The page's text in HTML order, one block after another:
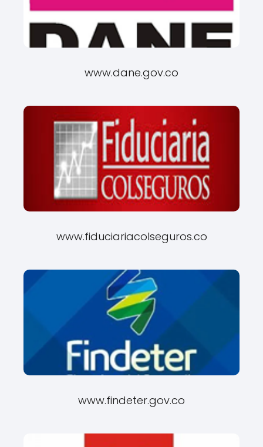
www.dane.gov.co
www.fiduciariacolseguros.co
www.findeter.gov.co